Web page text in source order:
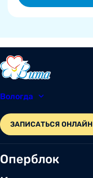
Вологда
ЗАПИСАТЬСЯ ОНЛАЙН
Оперблок